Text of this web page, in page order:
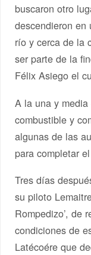
buscaron otro
descendieron en
río y cerca de la
ser parte de la
Félix Asiego el
A la una y
combustible y
algunas de las
para completar
Tres días
su piloto
Rompedizo’, de
condiciones de
Latécoére que